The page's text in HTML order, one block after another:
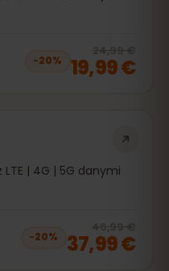
−20%
24,99 €
19,99 €
LTE | 4G | 5G danymi
−20%
46,99 €
37,99 €